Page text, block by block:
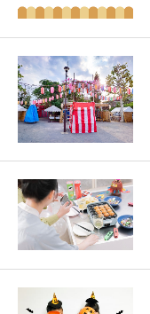
ままてぃ編集部